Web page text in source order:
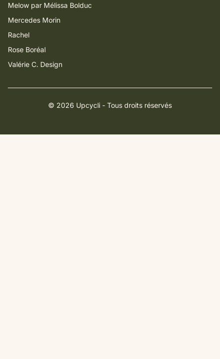
Melow par Mélissa Bolduc
Mercedes Morin
Rachel
Rose Boréal
Valérie C. Design
© 2026 Upcycli - Tous droits réservés